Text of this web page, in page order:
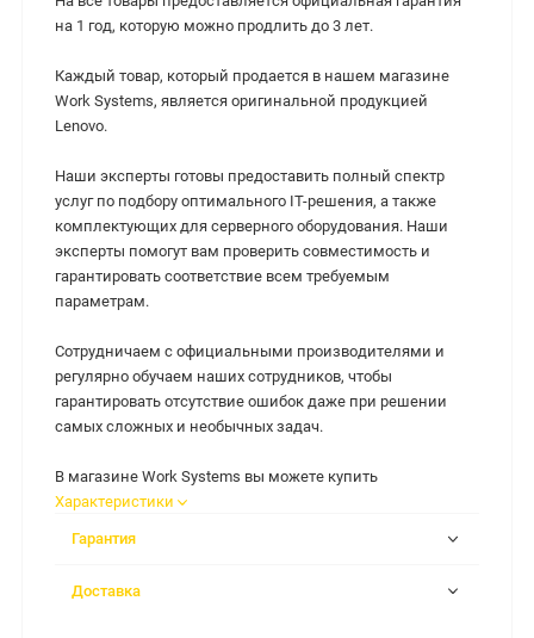
на 1 год, которую можно продлить до 3 лет.
Каждый товар, который продается в нашем магазине
Work Systems, является оригинальной продукцией
Lenovo.
Наши эксперты готовы предоставить полный спектр
услуг по подбору оптимального IT-решения, а также
комплектующих для серверного оборудования. Наши
эксперты помогут вам проверить совместимость и
гарантировать соответствие всем требуемым
параметрам.
Сотрудничаем с официальными производителями и
регулярно обучаем наших сотрудников, чтобы
гарантировать отсутствие ошибок даже при решении
самых сложных и необычных задач.
В магазине Work Systems вы можете купить
Характеристики
Гарантия
Доставка